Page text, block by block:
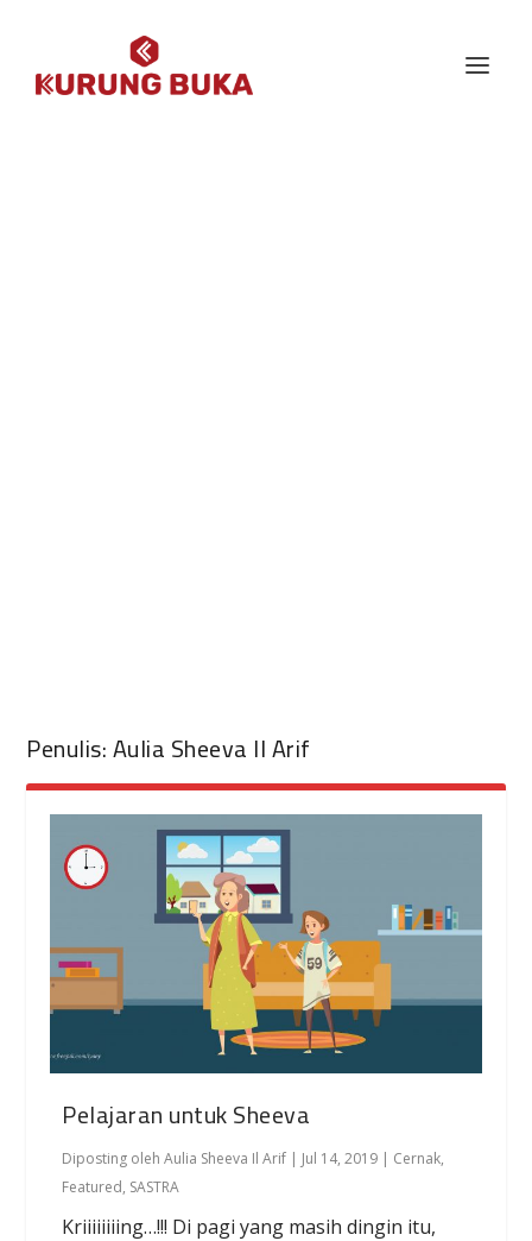
Penulis:Aulia Sheeva Il Arif
Pelajaran untuk Sheeva
Diposting olehAulia Sheeva Il Arif | Jul 14, 2019 | Cernak,
Featured, SASTRA
Kriiiiiiiing…!!! Di pagi yang masih dingin itu,